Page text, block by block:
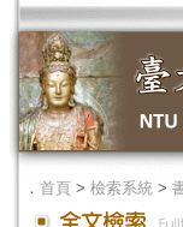
． 首頁 > 檢索系統 >